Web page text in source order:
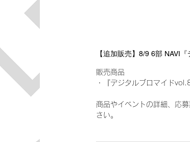
【追加販売】8/9 6部 NAVI
販売商品
・『デジタルブロマイド
商品やイベントの詳細、応
さい。